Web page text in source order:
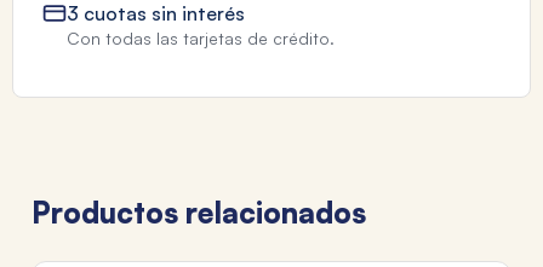
3 cuotas sin interés
Con todas las tarjetas de crédito.
Productos relacionados